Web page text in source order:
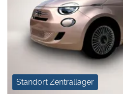
Standort Zentrallager